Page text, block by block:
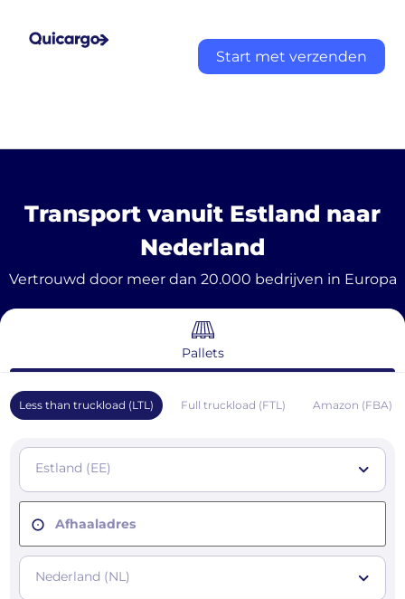
Start met verzenden
Transport vanuit Estland naar
Nederland
Vertrouwd door meer dan 20.000 bedrijven in Europa
Pallets
Less than truckload (LTL) Full truckload (FTL) Amazon (FBA)
Estland (EE)
Afhaaladres
Nederland (NL)